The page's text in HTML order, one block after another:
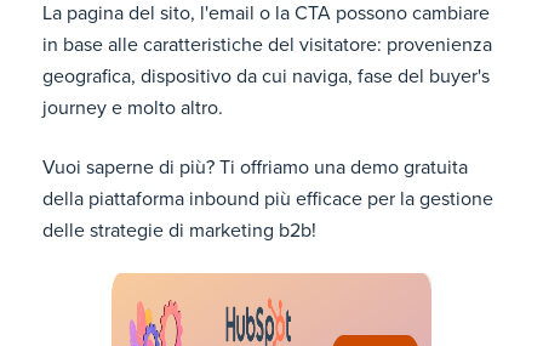
La pagina del sito, l'email o la CTA possono cambiare
in base alle caratteristiche del visitatore: provenienza
geografica, dispositivo da cui naviga, fase del buyer's
journey e molto altro.
Vuoi saperne di più? Ti offriamo una demo gratuita
della piattaforma inbound più efficace per la gestione
delle strategie di marketing b2b!